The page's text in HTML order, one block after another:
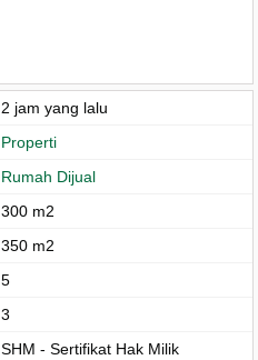
2 jam yang lalu
Properti
Rumah Dijual
300 m2
350 m2
5
3
SHM - Sertifikat Hak Milik